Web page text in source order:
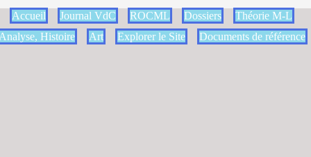
Accueil Journal VdC ROCML Dossiers
Théorie M-L
Analyse, Histoire
Art Explorer le Site Documents de référence